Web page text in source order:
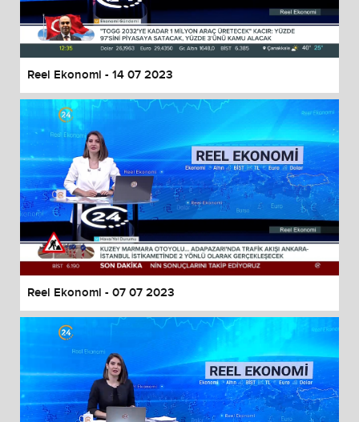
End of dialog window.
Reel Ekonomi - 14 07 2023
Reel Ekonomi - 07 07 2023